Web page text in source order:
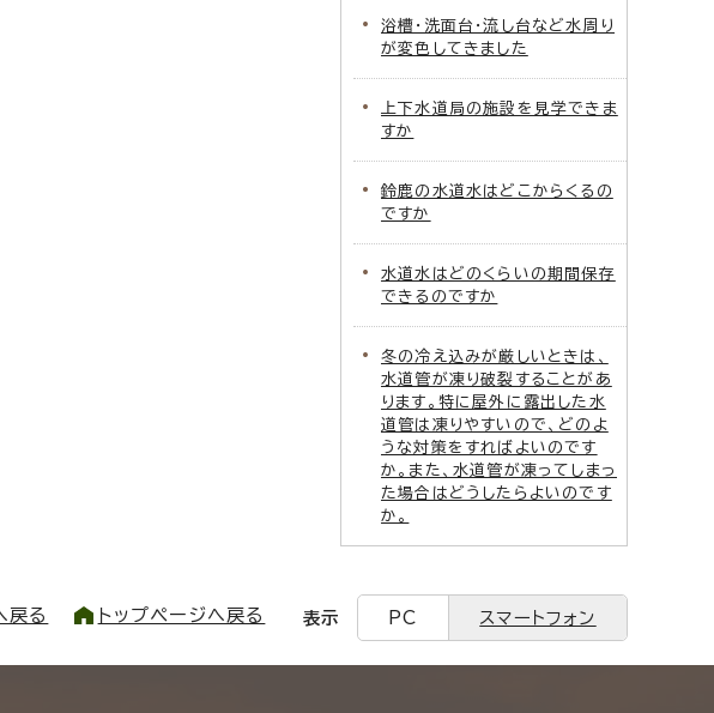
浴槽・洗面台・流し台など水周り
が変色してきました
上下水道局の施設を見学できま
すか
鈴鹿の水道水はどこからくるの
ですか
水道水はどのくらいの期間保存
できるのですか
冬の冷え込みが厳しいときは、
水道管が凍り破裂することがあ
ります。特に屋外に露出した水
道管は凍りやすいので、どのよ
うな対策をすればよいのです
か。また、水道管が凍ってしまっ
た場合はどうしたらよいのです
か。
戻る トップページへ戻る 表示 PC スマートフォン